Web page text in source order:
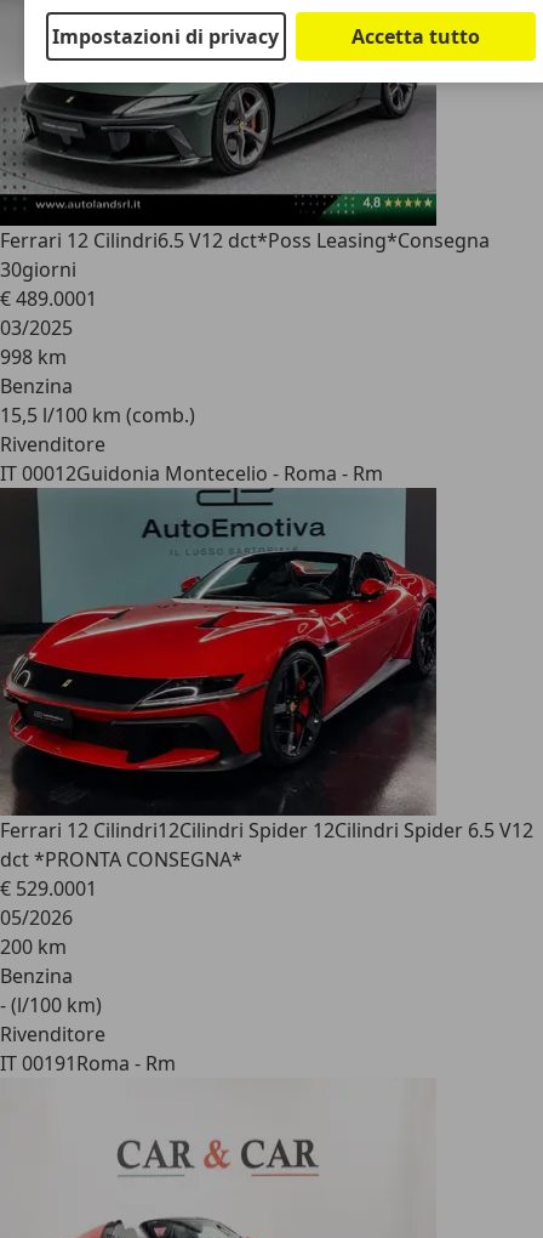
Ferrari 12 Cilindri6.5 V12 dct*Poss Leasing*Consegna
30giorni
€ 489.0001
03/2025
998 km
Benzina
15,5 l/100 km (comb.)
Rivenditore
IT 00012Guidonia Montecelio - Roma - Rm
Ferrari 12 Cilindri12Cilindri Spider 12Cilindri Spider 6.5 V12
dct *PRONTA CONSEGNA*
€ 529.0001
05/2026
200 km
Benzina
- (l/100 km)
Rivenditore
IT 00191Roma - Rm
Impostazioni di privacy Accetta tutto